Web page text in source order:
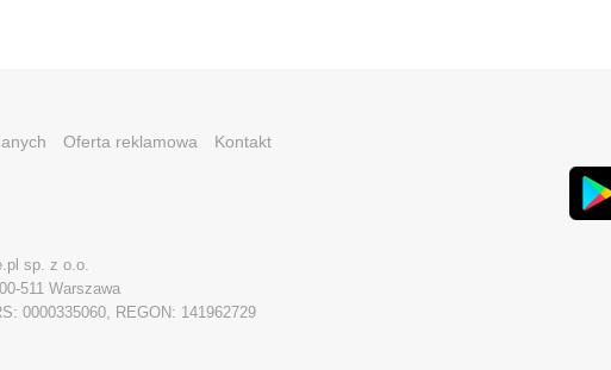
Oferta reklamowa Kontakt
sp. z o.o.
511 Warszawa
0000335060, REGON: 141962729